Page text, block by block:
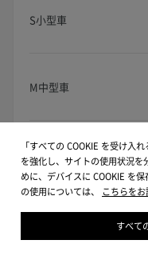
S小型車
M中型車
L大型車
「すべての COOKIE を受け入
を強化し、サイトの使用状況
めに、デバイスに COOKIE を
の使用については、
こちらをお
すべて